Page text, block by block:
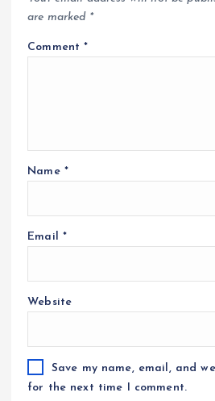
are marked *
Comment*
Name *
Email *
Website
Save my name, email, and
for the next time I comment.